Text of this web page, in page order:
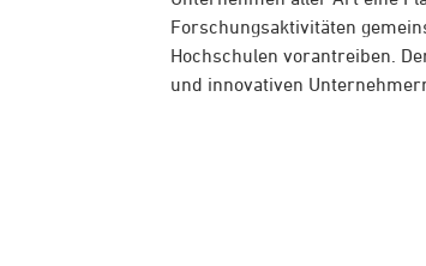
Forschungsaktivitäten
Hochschulen vorantreiben.
und innovativen